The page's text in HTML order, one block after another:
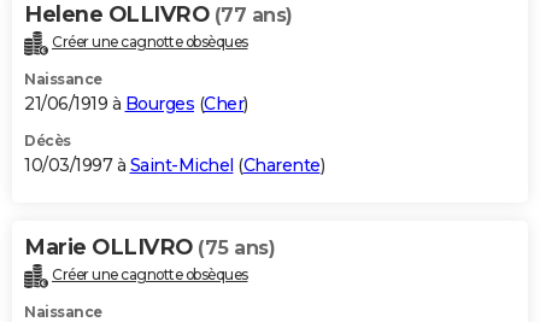
Helene OLLIVRO (77 ans)
Créer une cagnotte obsèques
Naissance
21/06/1919 à Bourges (Cher)
Décès
10/03/1997 à Saint-Michel (Charente)
Marie OLLIVRO (75 ans)
Créer une cagnotte obsèques
Naissance